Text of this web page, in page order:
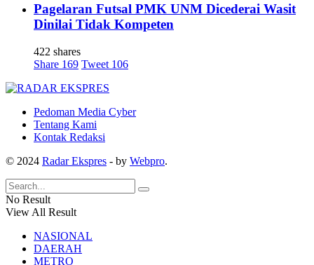
Pagelaran Futsal PMK UNM Dicederai Wasit
Dinilai Tidak Kompeten
422 shares
Share 169 Tweet 106
Pedoman Media Cyber
Tentang Kami
Kontak Redaksi
© 2024 Radar Ekspres - by Webpro.
No Result
View All Result
NASIONAL
DAERAH
METRO